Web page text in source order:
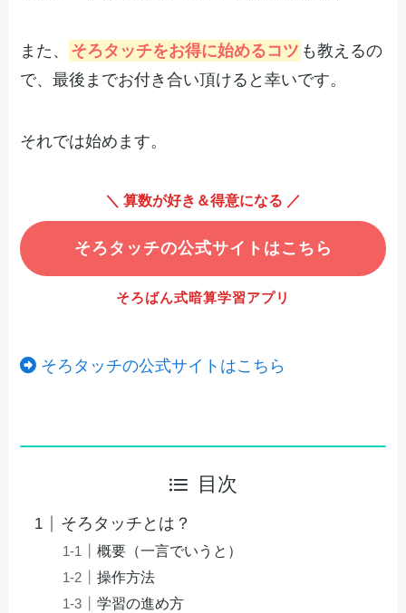
また、 そろタッチをお得に始めるコツ も教えるの
で、最後までお付き合い頂けると幸いです。
それでは始めます。
＼ 算数が好き＆得意になる ／
そろタッチの公式サイトはこちら
そろばん式暗算学習アプリ
そろタッチの公式サイトはこちら
目次
そろタッチとは？
概要（一言でいうと）
操作方法
学習の進め方